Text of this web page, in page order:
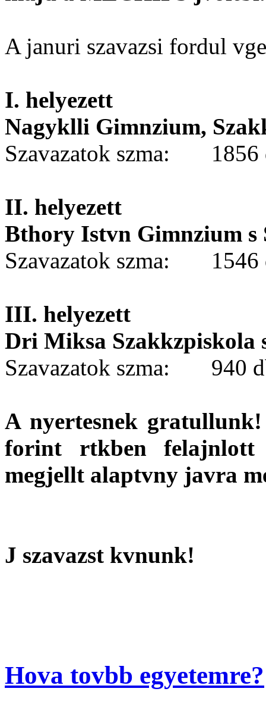
A januri szavazsi fordul
I. helyezett
Nagyklli Gimnzium,
Szavazatok szma: 1856
II. helyezett
Bthory Istvn Gimnzium
Szavazatok szma: 1546
III. helyezett
Dri Miksa Szakkzpiskola
Szavazatok szma: 940
A nyertesnek
forint rtkben
megjellt alaptvny javra
J szavazst kvnunk!
Hova tovbb egyetemre?